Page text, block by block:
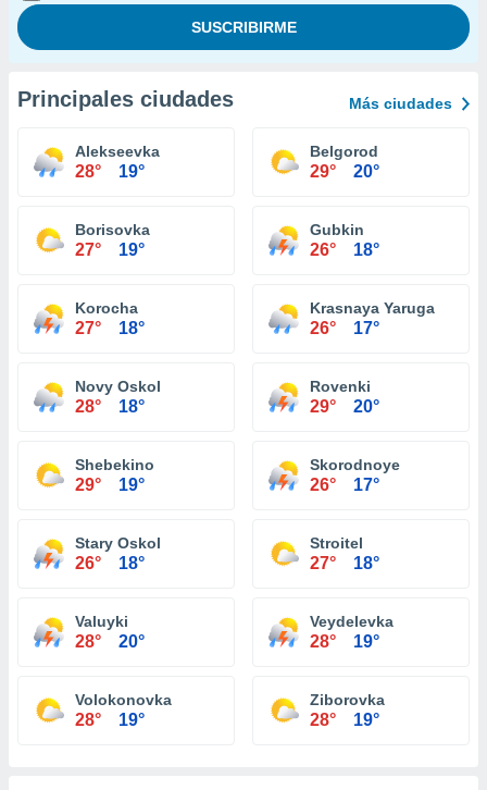
Principales ciudades Más ciudades
Alekseevka
28° 19°
Belgorod
29° 20°
Borisovka
27° 19°
Gubkin
26° 18°
Korocha
27° 18°
Krasnaya Yaruga
26° 17°
Novy Oskol
28° 18°
Rovenki
29° 20°
Shebekino
29° 19°
Skorodnoye
26° 17°
Stary Oskol
26° 18°
Stroitel
27° 18°
Valuyki
28° 20°
Veydelevka
28° 19°
Volokonovka
28° 19°
Ziborovka
28° 19°